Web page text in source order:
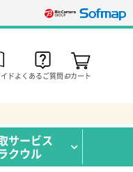
ドよくあるご質問 カート
サービス
クウル